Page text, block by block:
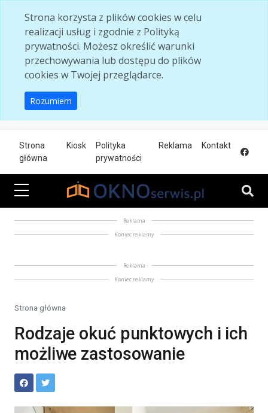
Strona korzysta z plików cookies w celu
realizacji usług i zgodnie z Polityką
prywatności. Możesz określić warunki
przechowywania lub dostępu do plików
cookies w Twojej przeglądarce.
Rozumiem
Strona
główna
Kiosk
Polityka
prywatności
Reklama Kontakt
Reklama
Koniec reklamy
Reklama
Koniec reklamy
Strona główna
Rodzaje okuć punktowych i ich
możliwe zastosowanie